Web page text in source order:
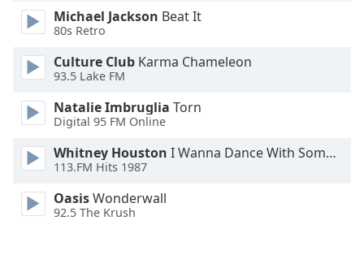
Style
Font
Family
Reset
Done
Close
Michael Jackson Beat It
80s Retro
Culture Club Karma Chameleon
93.5 Lake FM
Natalie Imbruglia Torn
Digital 95 FM Online
Whitney Houston I Wanna Dance With Somebody
113.FM Hits 1987
OasisWonderwall
92.5 The Krush